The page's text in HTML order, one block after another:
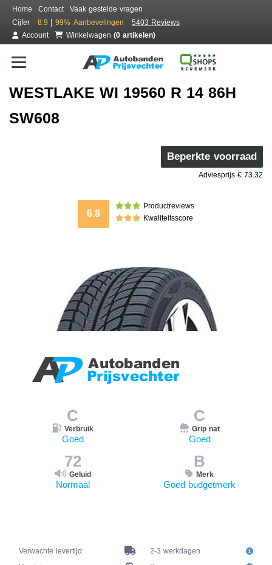
Home Contact
Vaak gestelde vragen
Cijfer
8.9 | 99% Aanbevelingen
5403 Reviews
Account
Winkelwagen (0 artikelen)
WESTLAKE WI 19560 R 14 86H
SW608
Beperkte voorraad
Adviesprijs € 73.32
6.8
Productreviews
Kwaliteitsscore
C
Verbruik
Goed
C
Grip nat
Goed
72
Geluid
Normaal
B
Merk
Goed budgetmerk
Verwachte levertijd:
2-3 werkdagen